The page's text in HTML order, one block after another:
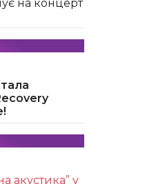
на концерт
акустика” у